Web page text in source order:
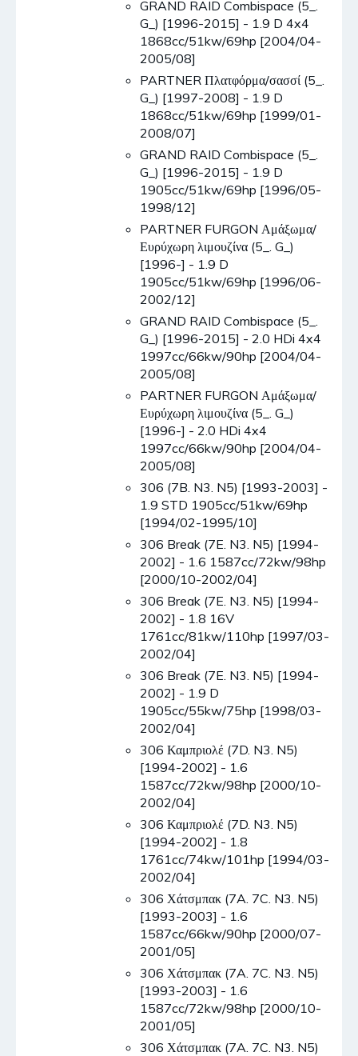
GRAND RAID Combispace (5_.
G_) [1996-2015] - 1.9 D 4x4
1868cc/51kw/69hp [2004/04-
2005/08]
PARTNER Πλατφόρμα/σασσί (5_.
G_) [1997-2008] - 1.9 D
1868cc/51kw/69hp [1999/01-
2008/07]
GRAND RAID Combispace (5_.
G_) [1996-2015] - 1.9 D
1905cc/51kw/69hp [1996/05-
1998/12]
PARTNER FURGON Αμάξωμα/
Ευρύχωρη λιμουζίνα (5_. G_)
[1996-] - 1.9 D
1905cc/51kw/69hp [1996/06-
2002/12]
GRAND RAID Combispace (5_.
G_) [1996-2015] - 2.0 HDi 4x4
1997cc/66kw/90hp [2004/04-
2005/08]
PARTNER FURGON Αμάξωμα/
Ευρύχωρη λιμουζίνα (5_. G_)
[1996-] - 2.0 HDi 4x4
1997cc/66kw/90hp [2004/04-
2005/08]
306 (7B. N3. N5) [1993-2003] -
1.9 STD 1905cc/51kw/69hp
[1994/02-1995/10]
306 Break (7E. N3. N5) [1994-
2002] - 1.6 1587cc/72kw/98hp
[2000/10-2002/04]
306 Break (7E. N3. N5) [1994-
2002] - 1.8 16V
1761cc/81kw/110hp [1997/03-
2002/04]
306 Break (7E. N3. N5) [1994-
2002] - 1.9 D
1905cc/55kw/75hp [1998/03-
2002/04]
306 Καμπριολέ (7D. N3. N5)
[1994-2002] - 1.6
1587cc/72kw/98hp [2000/10-
2002/04]
306 Καμπριολέ (7D. N3. N5)
[1994-2002] - 1.8
1761cc/74kw/101hp [1994/03-
2002/04]
306 Χάτσμπακ (7A. 7C. N3. N5)
[1993-2003] - 1.6
1587cc/66kw/90hp [2000/07-
2001/05]
306 Χάτσμπακ (7A. 7C. N3. N5)
[1993-2003] - 1.6
1587cc/72kw/98hp [2000/10-
2001/05]
306 Χάτσμπακ (7A. 7C. N3. N5)